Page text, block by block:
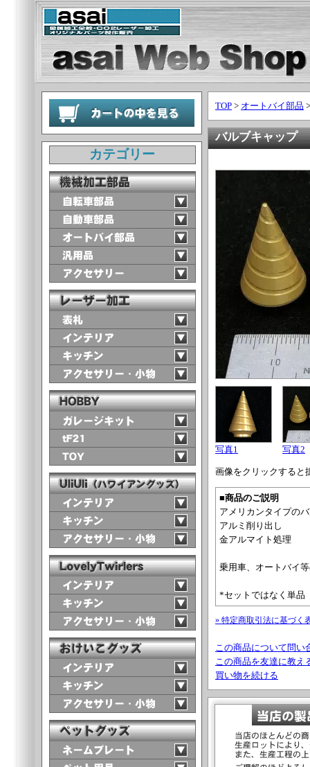
カテゴリー
TOP > オートバイ部品
バルブキャッ
写真1 写真2
画像をクリックすると
■商品のご説明
アメリカンタイプの
アルミ削り出し
金アルマイト処理
乗用車、オートバイ
*セットではなく単品
» 特定商取引法に基づく
この商品について問い
この商品を友達に教え
買い物を続ける